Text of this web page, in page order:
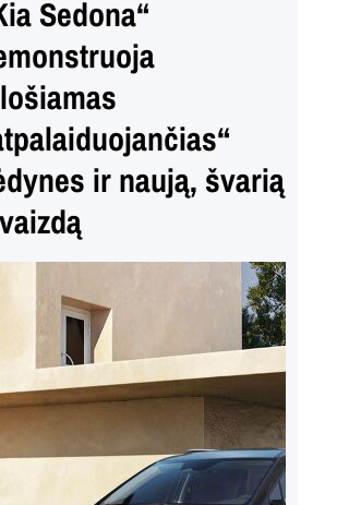
who has been
for more
styled flagship
During a recent
at…
Sedona“
ir naują, švarią